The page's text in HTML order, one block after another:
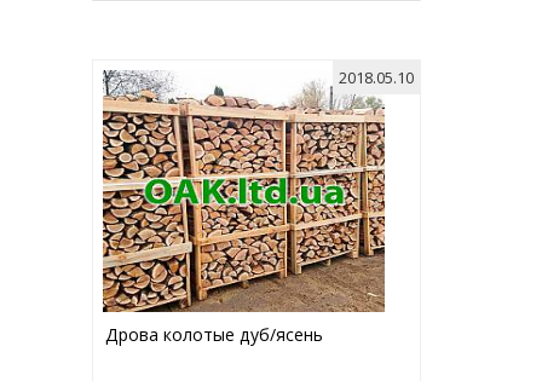
Дрова колотые дуб/ясень
2018.05.10